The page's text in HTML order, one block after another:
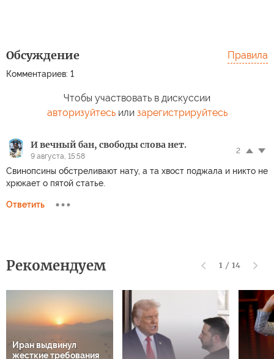
Обсуждение
Комментариев: 1
Правила
Чтобы участвовать в дискуссии
авторизуйтесьили зарегистрируйтесь
И вечный бан, свободы слова нет.
9 августа, 15:58
2
Свинопсины обстреливают нату, а та хвост поджала и никто не
хрюкает о пятой статье.
Ответить
Рекомендуем 1 / 14
Иран выдвинул
жесткие требования